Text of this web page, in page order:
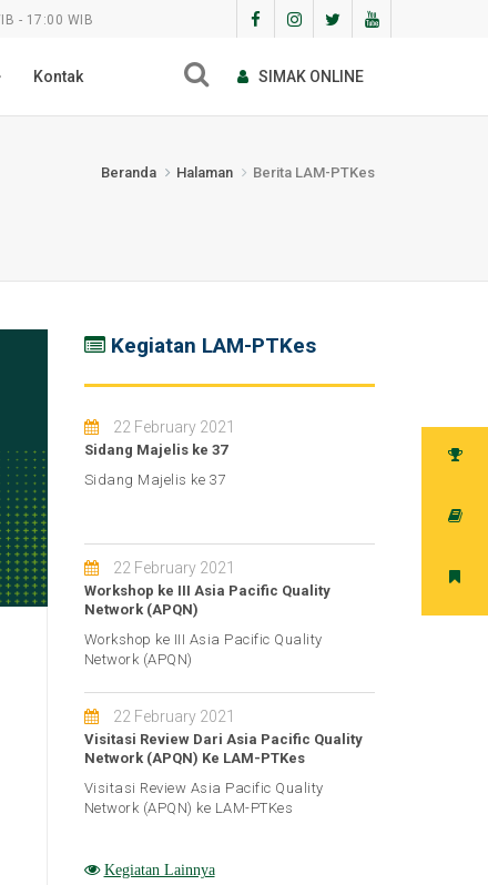
- 17:00 WIB
Kontak SIMAK ONLINE
Beranda Halaman Berita LAM-PTKes
Kegiatan LAM-PTKes
22 February 2021
Sidang Majelis ke 37
Sidang Majelis ke 37
22 February 2021
Workshop ke III Asia Pacific Quality
Network (APQN)
Workshop ke III Asia Pacific Quality
Network (APQN)
22 February 2021
Visitasi Review Dari Asia Pacific Quality
Network (APQN) Ke LAM-PTKes
Visitasi Review Asia Pacific Quality
Network (APQN) ke LAM-PTKes
Kegiatan Lainnya